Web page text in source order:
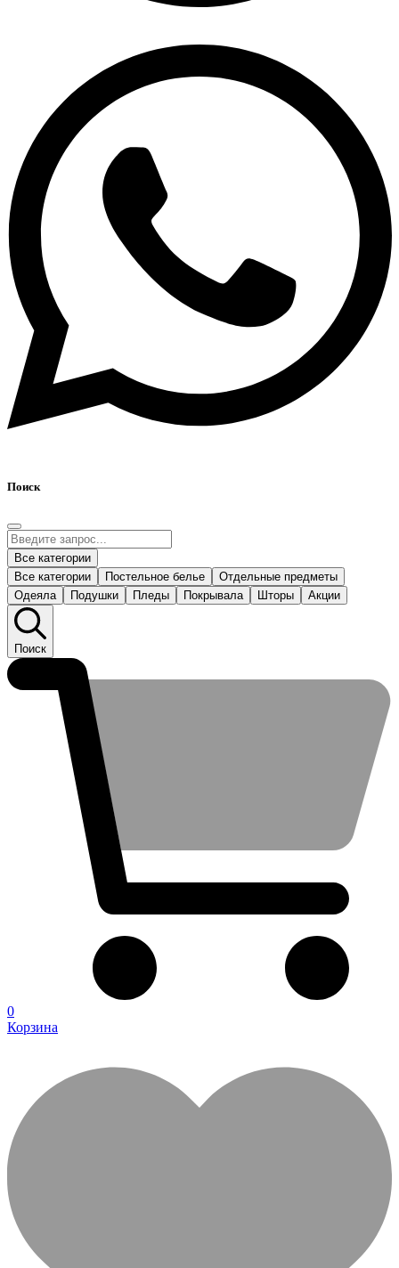
Поиск
Все категории
Все категории
Постельное белье
Отдельные предметы
Одеяла
Подушки Пледы Покрывала Шторы Акции
Поиск
0
Корзина